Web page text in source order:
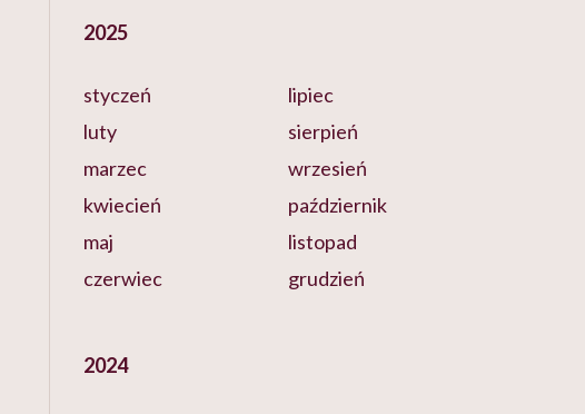
2025
styczeń
luty
marzec
kwiecień
maj
czerwiec
lipiec
sierpień
wrzesień
październik
listopad
grudzień
2024